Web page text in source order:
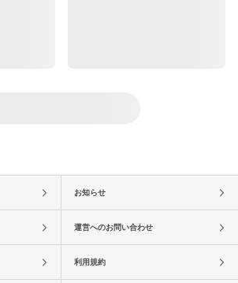
お知らせ
運営へのお問い合わせ
利用規約